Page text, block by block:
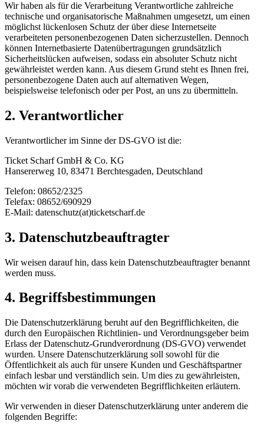
Wir haben als für die Verarbeitung Verantwortliche zahlreiche
technische und organisatorische Maßnahmen umgesetzt, um einen
möglichst lückenlosen Schutz der über diese Internetseite
verarbeiteten personenbezogenen Daten sicherzustellen. Dennoch
können Internetbasierte Datenübertragungen grundsätzlich
Sicherheitslücken aufweisen, sodass ein absoluter Schutz nicht
gewährleistet werden kann. Aus diesem Grund steht es Ihnen frei,
personenbezogene Daten auch auf alternativen Wegen,
beispielsweise telefonisch oder per Post, an uns zu übermitteln.
2. Verantwortlicher
Verantwortlicher im Sinne der DS-GVO ist die:
Ticket Scharf GmbH & Co. KG
Hansererweg 10, 83471 Berchtesgaden, Deutschland
Telefon: 08652/2325
Telefax: 08652/690929
E-Mail: datenschutz(at)ticketscharf.de
3. Datenschutzbeauftragter
Wir weisen darauf hin, dass kein Datenschutzbeauftragter benannt
werden muss.
4. Begriffsbestimmungen
Die Datenschutzerklärung beruht auf den Begrifflichkeiten, die
durch den Europäischen Richtlinien- und Verordnungsgeber beim
Erlass der Datenschutz-Grundverordnung (DS-GVO) verwendet
wurden. Unsere Datenschutzerklärung soll sowohl für die
Öffentlichkeit als auch für unsere Kunden und Geschäftspartner
einfach lesbar und verständlich sein. Um dies zu gewährleisten,
möchten wir vorab die verwendeten Begrifflichkeiten erläutern.
Wir verwenden in dieser Datenschutzerklärung unter anderem die
folgenden Begriffe: